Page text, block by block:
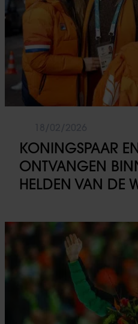
KONINGSPAAR
ONTVANGEN
HELDEN VAN DE